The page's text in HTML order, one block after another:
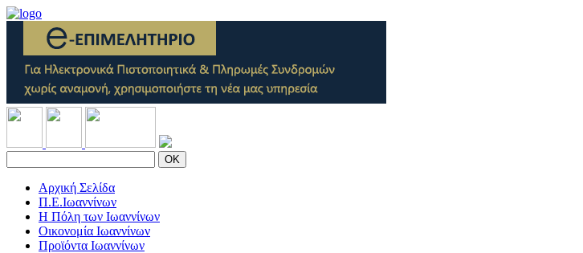
OK
Αρχική Σελίδα
Π.Ε.Ιωαννίνων
Η Πόλη των Ιωαννίνων
Οικονομία Ιωαννίνων
Προϊόντα Ιωαννίνων